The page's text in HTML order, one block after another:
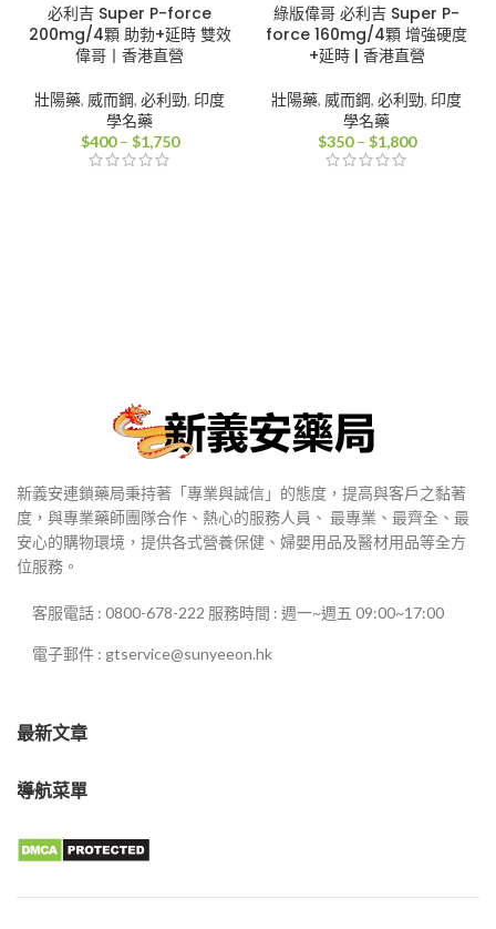
必利吉 Super P-force
200mg/4顆 助勃+延時 雙效
偉哥丨香港直營
壯陽藥, 威而鋼, 必利勁, 印度
學名藥
$400 – $1,750價
綠版偉哥 必利吉 Super P-
force 160mg/4顆 增強硬度
+延時 | 香港直營
壯陽藥, 威而鋼, 必利勁, 印度
學名藥
$350 – $1,800價
新義安連鎖藥局秉持著「專業與誠信」的態度，提高與客戶之黏著
度，與專業藥師團隊合作、熱心的服務人員、 最專業、最齊全、最
安心的購物環境，提供各式營養保健、婦嬰用品及醫材用品等全方
位服務。
客服電話 : 0800-678-222 服務時間 : 週一~週五 09:00~17:00
電子郵件 : gtservice@sunyeeon.hk
最新文章
導航菜單